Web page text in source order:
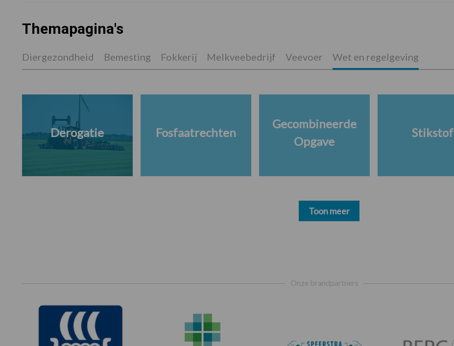
Themapagina's
Diergezondheid Bemesting Fokkerij Melkveebedrijf Veevoer Wet en regelgeving
Derogatie Fosfaatrechten
Gecombineerde
Opgave
Stikstof
Toon meer
Onze brandpartners